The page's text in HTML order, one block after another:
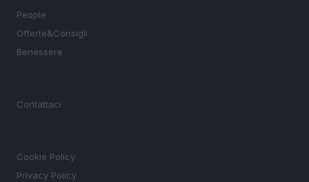
People
Offerte&Consigli
Benessere
Contattaci
Cookie Policy
Privacy Policy